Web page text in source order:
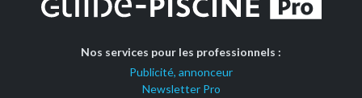
Nos services pour les professionnels :
Publicité, annonceur
Newsletter Pro